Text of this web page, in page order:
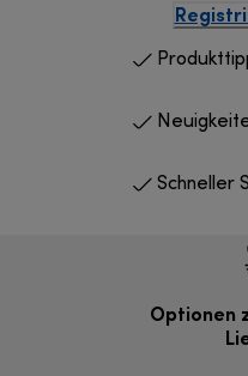
Schneller
Optionen